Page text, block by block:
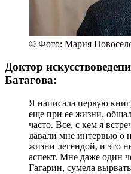
© Фото: Мария
Доктор
Батагова:
Я написала первую
еще при ее жизни,
часто. Все, с кем я
давали мне интервью о
жизни легендой, и это
аспект. Мне даже один
Гагарин, сумела